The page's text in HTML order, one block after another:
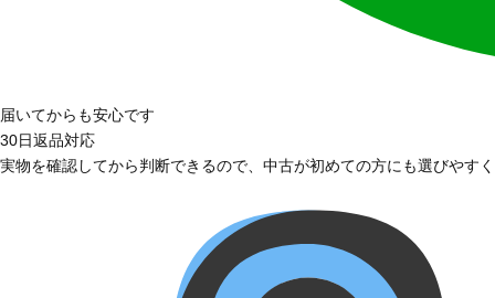
届いてからも安心です
30日返品対応
実物を確認してから判断できるので、中古が初めての方にも選びやす